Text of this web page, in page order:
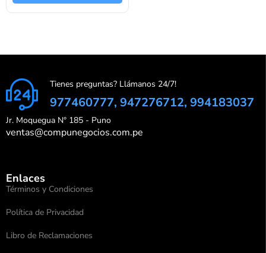
Tienes preguntas? Llámanos 24/7!
977460777, 947276712, 994183037
Jr. Moquegua N° 185 - Puno
ventas@compunegocios.com.pe
Enlaces
Términos y Condiciones
Política de Privacidad
Libro de Reclamaciones